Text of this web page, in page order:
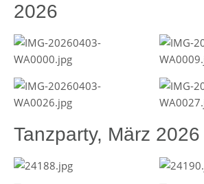
2026
Tanzparty, März 2026